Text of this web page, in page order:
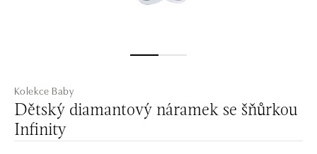
Kolekce Baby
Dětský diamantový náramek se šňůrkou
Infinity